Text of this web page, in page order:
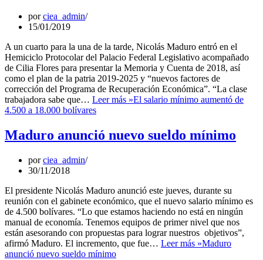
porciea_admin
15/01/2019
A un cuarto para la una de la tarde, Nicolás Maduro entró en el
Hemiciclo Protocolar del Palacio Federal Legislativo acompañado
de Cilia Flores para presentar la Memoria y Cuenta de 2018, así
como el plan de la patria 2019-2025 y “nuevos factores de
corrección del Programa de Recuperación Económica”. “La clase
trabajadora sabe que… Leer más »El salario mínimo aumentó de
4.500 a 18.000 bolívares
Maduro anunció nuevo sueldo mínimo
porciea_admin
30/11/2018
El presidente Nicolás Maduro anunció este jueves, durante su
reunión con el gabinete económico, que el nuevo salario mínimo es
de 4.500 bolívares. “Lo que estamos haciendo no está en ningún
manual de economía. Tenemos equipos de primer nivel que nos
están asesorando con propuestas para lograr nuestros objetivos”,
afirmó Maduro. El incremento, que fue… Leer más »Maduro
anunció nuevo sueldo mínimo